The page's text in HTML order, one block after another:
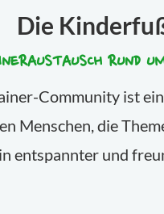
Die
RUND
Community ist
Menschen, die
entspannter und